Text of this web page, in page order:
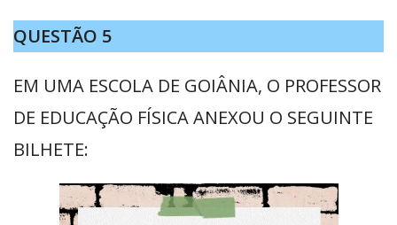
QUESTÃO 5
EM UMA ESCOLA DE GOIÂNIA, O PROFESSOR
DE EDUCAÇÃO FÍSICA ANEXOU O SEGUINTE
BILHETE: